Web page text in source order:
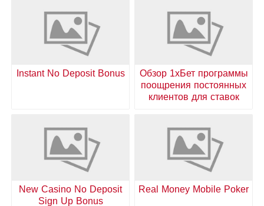
Обзор 1хБет программы
поощрения постоянных
клиентов для ставок
Instant No Deposit Bonus
Real Money Mobile Poker
New Casino No Deposit
Sign Up Bonus